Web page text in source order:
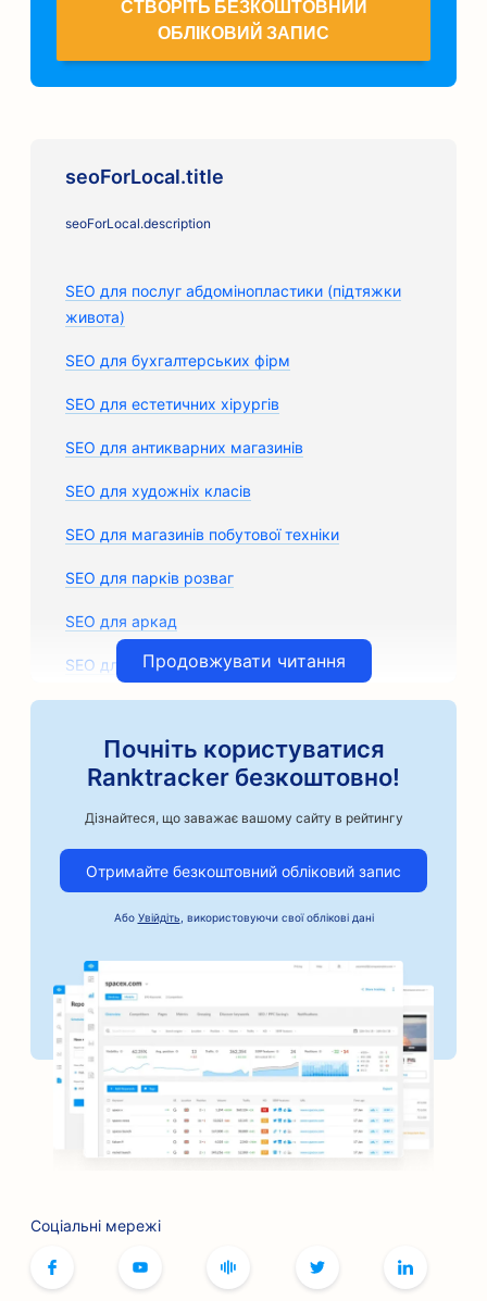
СТВОРІТЬ БЕЗКОШТОВНИЙ
ОБЛІКОВИЙ ЗАПИС
seoForLocal.title
seoForLocal.description
SEO для послуг абдомінопластики (підтяжки
живота)
SEO для бухгалтерських фірм
SEO для естетичних хірургів
SEO для антикварних магазинів
SEO для художніх класів
SEO для магазинів побутової техніки
SEO для парків розваг
SEO для аркад
SEO для архітектурних фірм
SEO для магазинів автозапчастин
SEO для автомобільного бізнесу
SEO для послуг застави під заставу
SEO для банків
SEO для пекарень
SEO для перукарень
SEO для барбекю-барів
SEO для бутиків
SEO для боулінг-клубів
SEO для кафе настільних ігор
Продовжувати читання
Почніть користуватися
Ranktracker безкоштовно!
Дізнайтеся, що заважає вашому сайту в рейтингу
Отримайте безкоштовний обліковий запис
Або Увійдіть , використовуючи свої облікові дані
Соціальні мережі